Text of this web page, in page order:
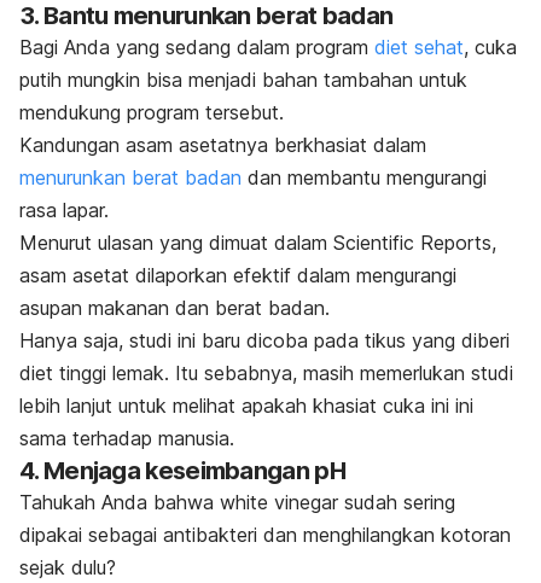
3. Bantu menurunkan berat badan
Bagi Anda yang sedang dalam program diet sehat, cuka
putih mungkin bisa menjadi bahan tambahan untuk
mendukung program tersebut.
Kandungan asam asetatnya berkhasiat dalam
menurunkan berat badan dan membantu mengurangi
rasa lapar.
Menurut ulasan yang dimuat dalam Scientific Reports,
asam asetat dilaporkan efektif dalam mengurangi
asupan makanan dan berat badan.
Hanya saja, studi ini baru dicoba pada tikus yang diberi
diet tinggi lemak. Itu sebabnya, masih memerlukan studi
lebih lanjut untuk melihat apakah khasiat cuka ini ini
sama terhadap manusia.
4. Menjaga keseimbangan pH
Tahukah Anda bahwa white vinegar sudah sering
dipakai sebagai antibakteri dan menghilangkan kotoran
sejak dulu?